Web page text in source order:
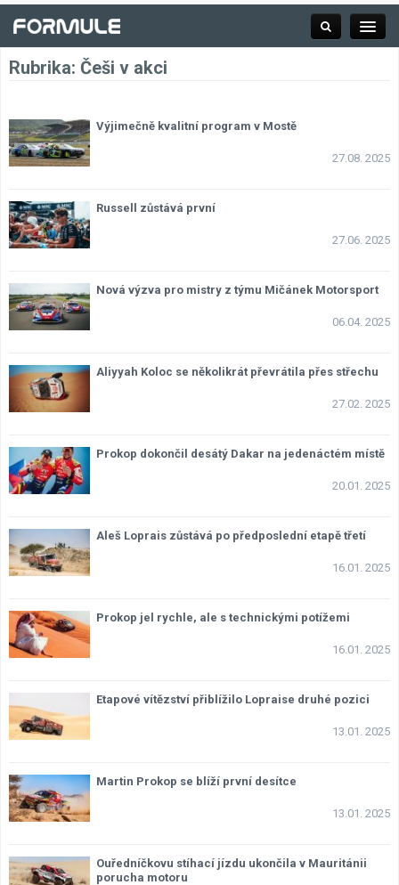
Týmy a jezdci F1
Okruhy F1
Rubrika: Češi v akci
Výjimečně kvalitní program v Mostě
27.08. 2025
Russell zůstává první
27.06. 2025
Nová výzva pro mistry z týmu Mičánek Motorsport
06.04. 2025
Aliyyah Koloc se několikrát převrátila přes střechu
27.02. 2025
Prokop dokončil desátý Dakar na jedenáctém místě
20.01. 2025
Aleš Loprais zůstává po předposlední etapě třetí
16.01. 2025
Prokop jel rychle, ale s technickými potížemi
16.01. 2025
Etapové vítězství přiblížilo Lopraise druhé pozici
13.01. 2025
Martin Prokop se blíží první desítce
13.01. 2025
Ouředníčkovu stíhací jízdu ukončila v Mauritánii
porucha motoru